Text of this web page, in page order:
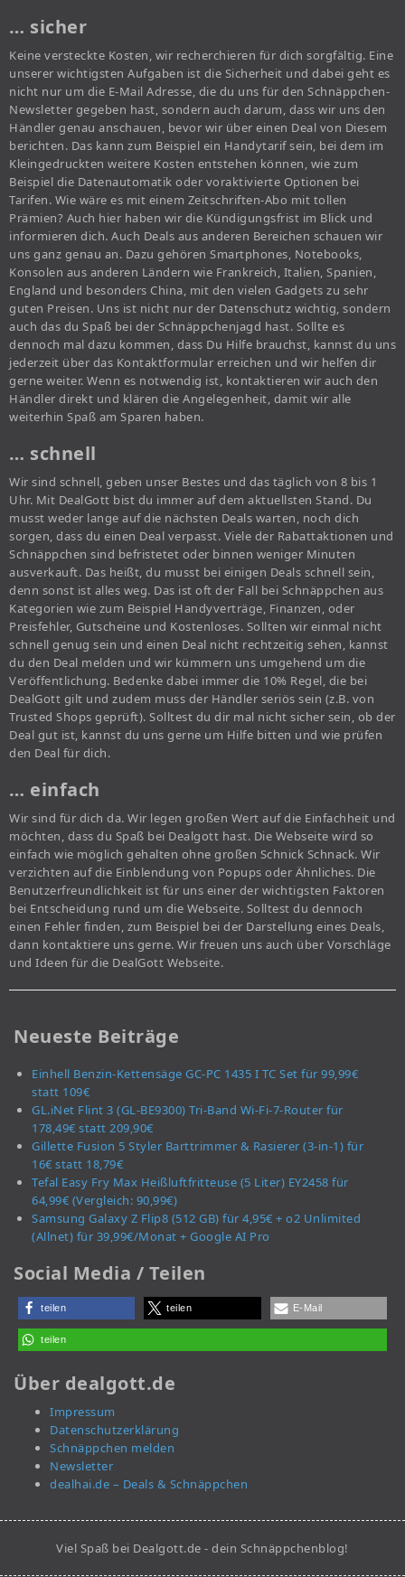
… sicher
Keine versteckte Kosten, wir recherchieren für dich sorgfältig. Eine
unserer wichtigsten Aufgaben ist die Sicherheit und dabei geht es
nicht nur um die E-Mail Adresse, die du uns für den Schnäppchen-
Newsletter gegeben hast, sondern auch darum, dass wir uns den
Händler genau anschauen, bevor wir über einen Deal von Diesem
berichten. Das kann zum Beispiel ein Handytarif sein, bei dem im
Kleingedruckten weitere Kosten entstehen können, wie zum
Beispiel die Datenautomatik oder voraktivierte Optionen bei
Tarifen. Wie wäre es mit einem Zeitschriften-Abo mit tollen
Prämien? Auch hier haben wir die Kündigungsfrist im Blick und
informieren dich. Auch Deals aus anderen Bereichen schauen wir
uns ganz genau an. Dazu gehören Smartphones, Notebooks,
Konsolen aus anderen Ländern wie Frankreich, Italien, Spanien,
England und besonders China, mit den vielen Gadgets zu sehr
guten Preisen. Uns ist nicht nur der Datenschutz wichtig, sondern
auch das du Spaß bei der Schnäppchenjagd hast. Sollte es
dennoch mal dazu kommen, dass Du Hilfe brauchst, kannst du uns
jederzeit über das Kontaktformular erreichen und wir helfen dir
gerne weiter. Wenn es notwendig ist, kontaktieren wir auch den
Händler direkt und klären die Angelegenheit, damit wir alle
weiterhin Spaß am Sparen haben.
… schnell
Wir sind schnell, geben unser Bestes und das täglich von 8 bis 1
Uhr. Mit DealGott bist du immer auf dem aktuellsten Stand. Du
musst weder lange auf die nächsten Deals warten, noch dich
sorgen, dass du einen Deal verpasst. Viele der Rabattaktionen und
Schnäppchen sind befristetet oder binnen weniger Minuten
ausverkauft. Das heißt, du musst bei einigen Deals schnell sein,
denn sonst ist alles weg. Das ist oft der Fall bei Schnäppchen aus
Kategorien wie zum Beispiel Handyverträge, Finanzen, oder
Preisfehler, Gutscheine und Kostenloses. Sollten wir einmal nicht
schnell genug sein und einen Deal nicht rechtzeitig sehen, kannst
du den Deal melden und wir kümmern uns umgehend um die
Veröffentlichung. Bedenke dabei immer die 10% Regel, die bei
DealGott gilt und zudem muss der Händler seriös sein (z.B. von
Trusted Shops geprüft). Solltest du dir mal nicht sicher sein, ob der
Deal gut ist, kannst du uns gerne um Hilfe bitten und wie prüfen
den Deal für dich.
… einfach
Wir sind für dich da. Wir legen großen Wert auf die Einfachheit und
möchten, dass du Spaß bei Dealgott hast. Die Webseite wird so
einfach wie möglich gehalten ohne großen Schnick Schnack. Wir
verzichten auf die Einblendung von Popups oder Ähnliches. Die
Benutzerfreundlichkeit ist für uns einer der wichtigsten Faktoren
bei Entscheidung rund um die Webseite. Solltest du dennoch
einen Fehler finden, zum Beispiel bei der Darstellung eines Deals,
dann kontaktiere uns gerne. Wir freuen uns auch über Vorschläge
und Ideen für die DealGott Webseite.
Neueste Beiträge
Einhell Benzin-Kettensäge GC-PC 1435 I TC Set für 99,99€
statt 109€
GL.iNet Flint 3 (GL-BE9300) Tri-Band Wi-Fi-7-Router für
178,49€ statt 209,90€
Gillette Fusion 5 Styler Barttrimmer & Rasierer (3-in-1) für
16€ statt 18,79€
Tefal Easy Fry Max Heißluftfritteuse (5 Liter) EY2458 für
64,99€ (Vergleich: 90,99€)
Samsung Galaxy Z Flip8 (512 GB) für 4,95€ + o2 Unlimited
(Allnet) für 39,99€/Monat + Google AI Pro
Social Media / Teilen
teilen teilen E-Mail
teilen
Über dealgott.de
Impressum
Datenschutzerklärung
Schnäppchen melden
Newsletter
dealhai.de – Deals & Schnäppchen
Viel Spaß bei Dealgott.de - dein Schnäppchenblog!